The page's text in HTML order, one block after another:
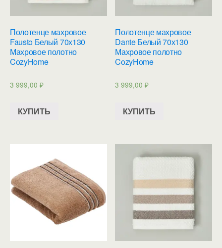
Полотенце махровое
Fausto Белый 70х130
Махровое полотно
CozyHome
3 999,00 ₽
КУПИТЬ
Полотенце махровое
Dante Белый 70х130
Махровое полотно
CozyHome
3 999,00₽
КУПИТЬ